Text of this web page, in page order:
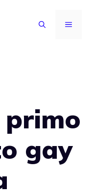
MENU
gay